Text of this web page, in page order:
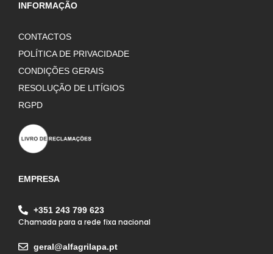
INFORMAÇÃO
CONTACTOS
POLÍTICA DE PRIVACIDADE
CONDIÇÕES GERAIS
RESOLUÇÃO DE LITÍGIOS
RGPD
EMPRESA
+351 243 799 623
Chamada para a rede fixa nacional
geral@alfagrilapa.pt